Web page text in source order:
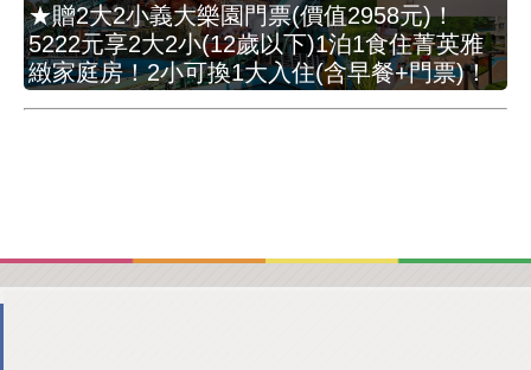
★贈2大2小義大樂園門票(價值2958元)！
5222元享2大2小(12歲以下)1泊1食住菁英雅
緻家庭房！2小可換1大入住(含早餐+門票)！